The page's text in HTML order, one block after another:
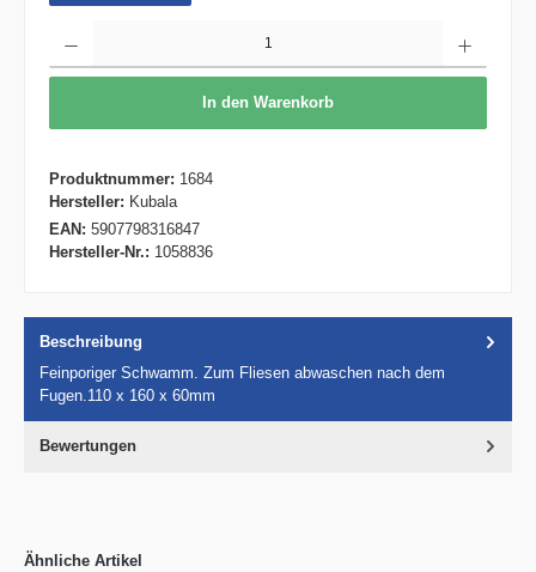
In den Warenkorb
Produktnummer: 1684
Hersteller: Kubala
EAN: 5907798316847
Hersteller-Nr.: 1058836
Beschreibung
Feinporiger Schwamm. Zum Fliesen abwaschen nach dem
Fugen.110 x 160 x 60mm
Bewertungen
Ähnliche Artikel